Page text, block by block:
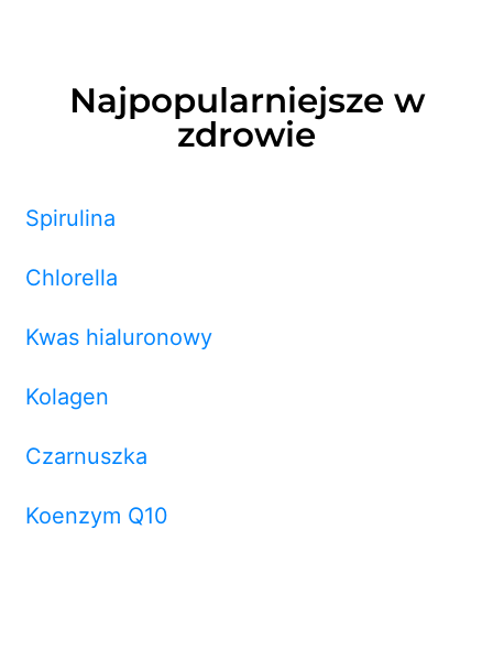
Najpopularniejsze w
zdrowie
Spirulina
Chlorella
Kwas hialuronowy
Kolagen
Czarnuszka
Koenzym Q10